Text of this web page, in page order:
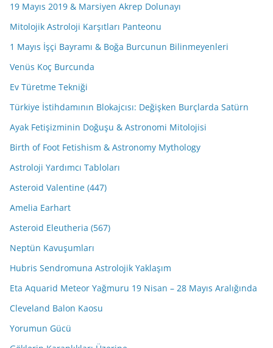
19 Mayıs 2019 & Marsiyen Akrep Dolunayı
Mitolojik Astroloji Karşıtları Panteonu
1 Mayıs İşçi Bayramı & Boğa Burcunun Bilinmeyenleri
Venüs Koç Burcunda
Ev Türetme Tekniği
Türkiye İstihdamının Blokajcısı: Değişken Burçlarda Satürn
Ayak Fetişizminin Doğuşu & Astronomi Mitolojisi
Birth of Foot Fetishism & Astronomy Mythology
Astroloji Yardımcı Tabloları
Asteroid Valentine (447)
Amelia Earhart
Asteroid Eleutheria (567)
Neptün Kavuşumları
Hubris Sendromuna Astrolojik Yaklaşım
Eta Aquarid Meteor Yağmuru 19 Nisan – 28 Mayıs Aralığında
Cleveland Balon Kaosu
Yorumun Gücü